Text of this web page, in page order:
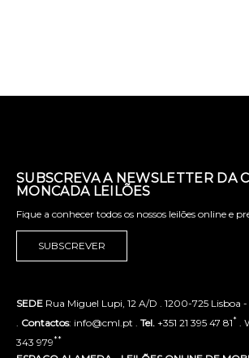
SUBSCREVA A NEWSLETTER DA
MONCADA LEILÕES
Fique a conhecer todos os nossos leilões online e
SUBSCREVER
SEDE Rua Miguel Lupi, 12 A/D . 1200-725 Lisboa
Contactos: info@cml.pt . Tel. +351 21 395 47 81* .
343 979**